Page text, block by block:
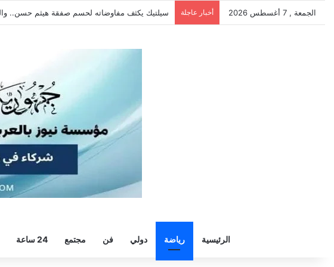
الجمعة , 7 أغسطس 2026 أخبار عاجلة الزمالك يرفض رحيل خوان بيزيرا ويطالبه بالعودة
الرئيسية رياضة دولي فن مجتمع 24 ساعة